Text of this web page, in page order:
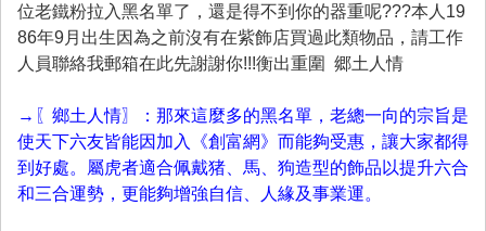
位老鐵粉拉入黑名單了，還是得不到你的器重呢???本人19
86年9月出生因為之前沒有在紫飾店買過此類物品，請工作
人員聯絡我郵箱在此先謝謝你!!!衡出重圍 郷土人情
→〖鄉土人情〗：那來這麼多的黑名單，老總一向的宗旨是
使天下六友皆能因加入《創富網》而能夠受惠，讓大家都得
到好處。屬虎者適合佩戴猪、馬、狗造型的飾品以提升六合
和三合運勢，更能夠增強自信、人緣及事業運。